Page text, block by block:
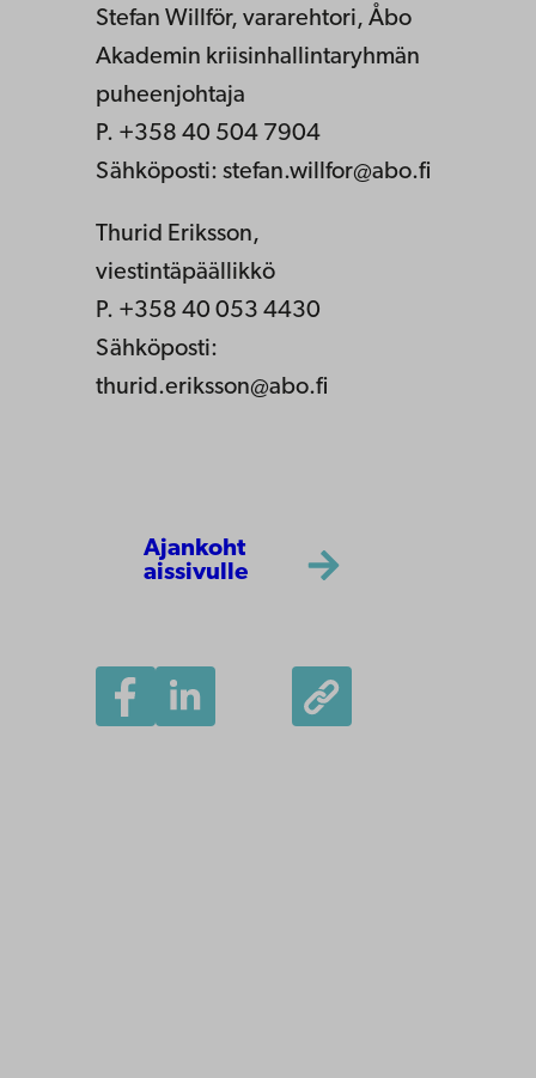
Stefan Willför, vararehtori, Åbo
Akademin kriisinhallintaryhmän
puheenjohtaja
P. +358 40 504 7904
Sähköposti: stefan.willfor@abo.fi
Thurid Eriksson,
viestintäpäällikkö
P. +358 40 053 4430
Sähköposti:
thurid.eriksson@abo.fi
Ajankoht
aissivulle